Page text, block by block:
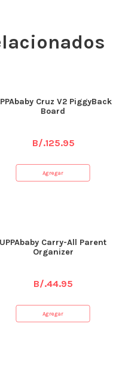
Cruz V2 PiggyBack
Board
B/.125.95
Agregar
UPPAbaby Carry-All Parent
Organizer
B/.44.95
Agregar